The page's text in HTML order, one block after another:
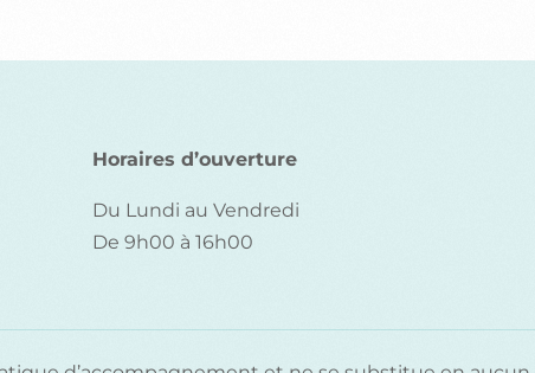
Horaires d’ouverture
Du Lundi au Vendredi
De 9h00 à 16h00